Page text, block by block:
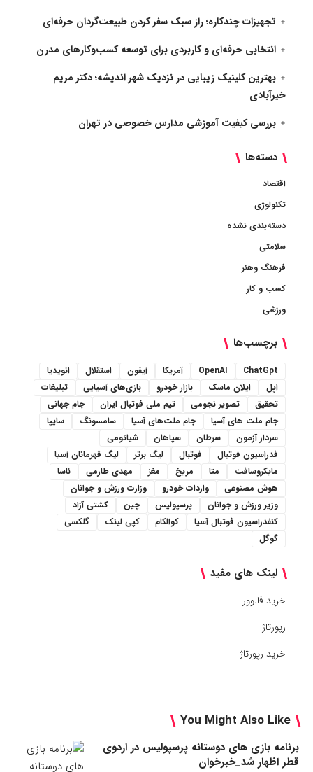
تجهیزات چندکاره؛ راز سبک سفر کردن طبیعت‌گردان حرفه‌ای
انتخابی حرفه‌ای و کاربردی برای توسعه کسب‌وکارهای مدرن
بهترین کلینیک زیبایی در نزدیک شهر اندیشه؛ دکتر مریم
خیرآبادی
بررسی کیفیت آموزشی مدارس خصوصی در تهران
دسته‌ها
اقتصاد
تکنولوژی
دسته‌بندی نشده
سلامتی
فرهنگ وهنر
کسب و کار
ورزشی
برچسب‌ها
ChatGpt
OpenAI آمریکا آیفون استقلال
انویدیا
اپل
ایلان ماسک بازار خودرو بازی‌های آسیایی
تبلیغات
تحقیق
تصویر نجومی تیم ملی فوتبال ایران
جام جهانی
جام ملت های آسیا
جام ملت‌های آسیا سامسونگ
سایپا
سردار آزمون
سرطان سپاهان
شیائومی
فدراسیون فوتبال
فوتبال لیگ برتر
لیگ قهرمانان آسیا
مایکروسافت
متا مریخ مغز مهدی طارمی
ناسا
هوش مصنوعی
واردات خودرو
وزارت ورزش و جوانان
وزیر ورزش و جوانان
پرسپولیس چین
کشتی آزاد
کنفدراسیون فوتبال آسیا
کوالکام کپی لینک
گلکسی
گوگل
لینک های مفید
خرید فالوور
رپورتاژ
خرید رپورتاژ
You Might Also Like
برنامه بازی های دوستانه پرسپولیس در اردوی
قطر اظهار شد_خبرخوان